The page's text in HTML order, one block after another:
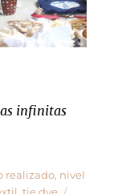
infinitas
realizado, nivel